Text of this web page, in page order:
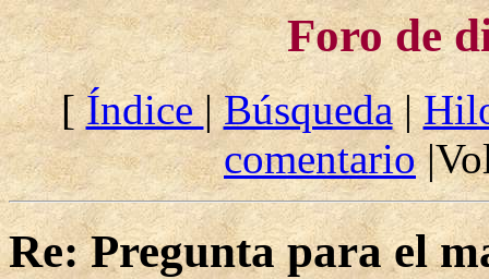
Foro de
[Índice|Búsqueda|
comentario
Re: Pregunta para el